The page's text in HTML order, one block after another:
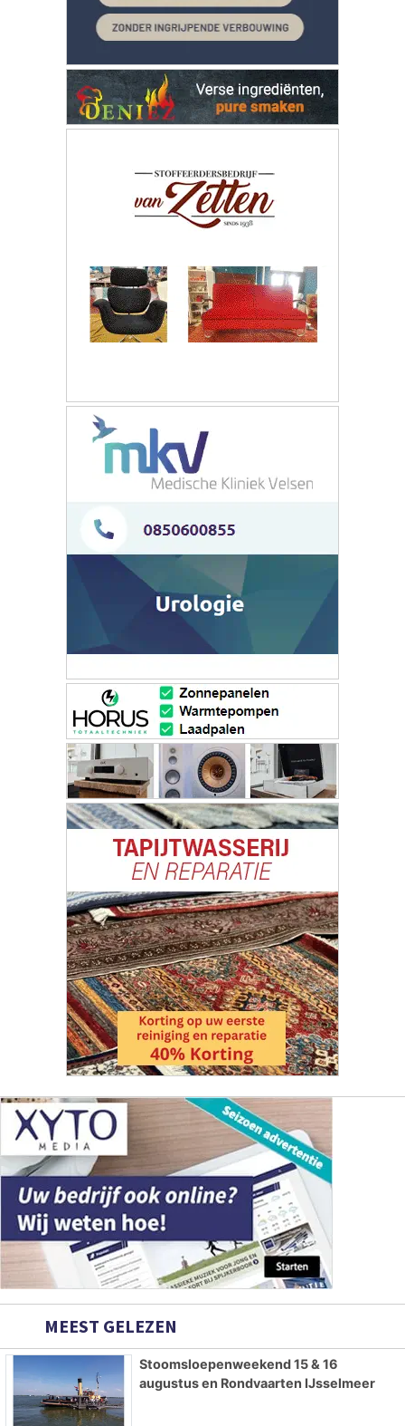
MEEST GELEZEN
Stoomsloepenweekend 15 & 16
augustus en Rondvaarten IJsselmeer